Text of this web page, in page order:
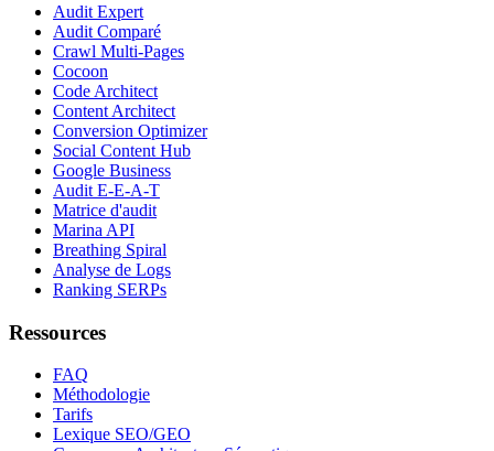
Audit Expert
Audit Comparé
Crawl Multi-Pages
Cocoon
Code Architect
Content Architect
Conversion Optimizer
Social Content Hub
Google Business
Audit E-E-A-T
Matrice d'audit
Marina API
Breathing Spiral
Analyse de Logs
Ranking SERPs
Ressources
FAQ
Méthodologie
Tarifs
Lexique SEO/GEO